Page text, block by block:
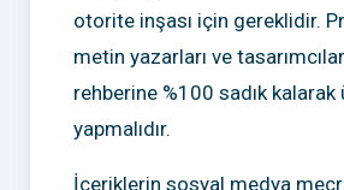
otorite inşası için gereklidir.
metin yazarları ve
rehberine %100 sadık kalarak
yapmalıdır.
İçeriklerin sosyal medya